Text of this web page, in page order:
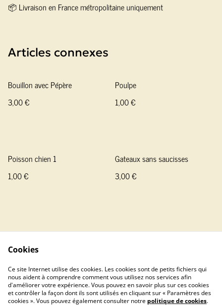
📦 Livraison en France métropolitaine uniquement
Articles connexes
Bouillon avec Pépère
3,00 €
Poulpe
1,00 €
Poisson chien 1
1,00 €
Gateaux sans saucisses
3,00 €
Contactez-nous Conditions
Politique de confidentialité Politique de cookies
Franponator
Cookies
Ce site Internet utilise des cookies. Les cookies sont de petits fichiers qui
nous aident à comprendre comment vous utilisez nos services afin
d'améliorer votre expérience. Vous pouvez en savoir plus sur ces cookies
et contrôler la façon dont ils sont utilisés en cliquant sur « Paramètres des
cookies ». Vous pouvez également consulter notre politique de cookies.